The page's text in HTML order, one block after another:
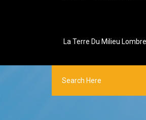
La Terre Du Milieu